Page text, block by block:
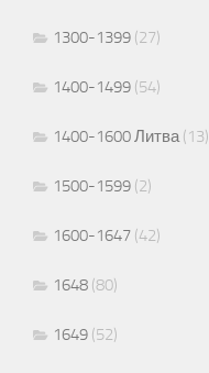
1300-1399 (27)
1400-1499 (54)
1400-1600 Литва(13)
1500-1599 (2)
1600-1647 (42)
1648 (80)
1649 (52)